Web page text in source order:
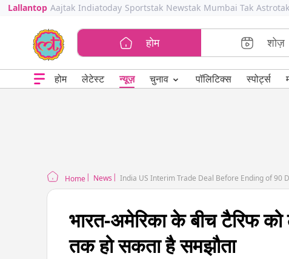
Lallantop Aajtak Indiatoday Sportstak Newstak Mumbai Tak Astrotak
होम शोज़
होम लेटेस्ट न्यूज़ चुनाव ⌄ पॉलिटिक्स स्पोर्ट्स
Home News India US Interim Trade Deal Before Ending of 90
भारत-अमेरिका के बीच टैरिफ
तक हो सकता है समझौता